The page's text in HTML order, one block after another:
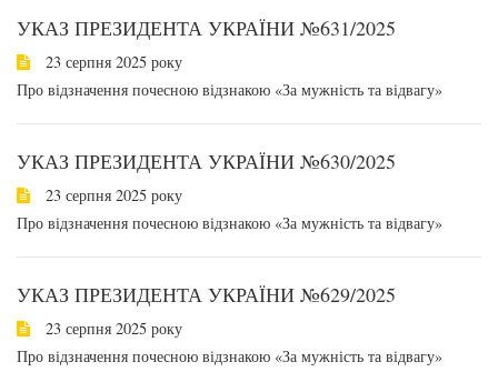
УКАЗ ПРЕЗИДЕНТА УКРАЇНИ №631/2025
23 серпня 2025 року
Про відзначення почесною відзнакою «За мужність та відвагу»
УКАЗ ПРЕЗИДЕНТА УКРАЇНИ №630/2025
23 серпня 2025 року
Про відзначення почесною відзнакою «За мужність та відвагу»
УКАЗ ПРЕЗИДЕНТА УКРАЇНИ №629/2025
23 серпня 2025 року
Про відзначення почесною відзнакою «За мужність та відвагу»